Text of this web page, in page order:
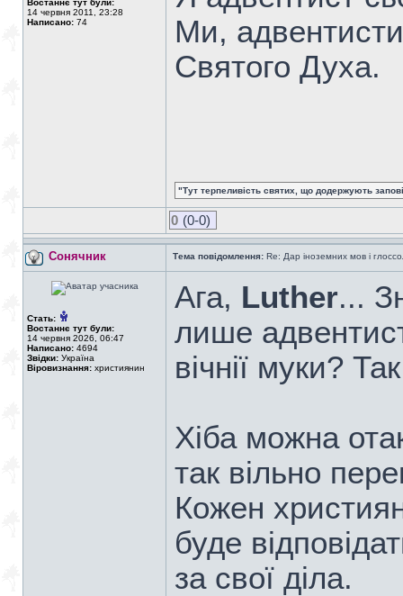
Востаннє тут були:
14 червня 2011, 23:28
Написано: 74
Ми,
Святого Духа.
"Тут терпеливість святих, що додержують
0 (0-0)
Сонячник Тема повідомлення: Re: Дар іноземних мов і
Стать:
Востаннє тут були:
14 червня 2026, 06:47
Написано: 4694
Звідки: Україна
Віровизнання: християнин
Ага, Luther...
лише
вічнії муки?
Хіба можна
так вільно
Кожен
буде
за свої діла.